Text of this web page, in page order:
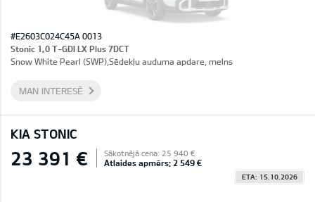
#E2603C024C45A 0013
Stonic 1,0 T-GDI LX Plus 7DCT
Snow White Pearl (SWP),Sēdekļu auduma apdare, melns
MAN INTERESĒ
KIA STONIC
23 391 € Sākotnējā cena: 25 940 €
Atlaides apmērs: 2 549 €
ETA: 15.10.2026